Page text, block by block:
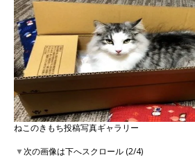
ねこのきもち投稿写真ギャラリー
▼次の画像は下へスクロール (2/4)